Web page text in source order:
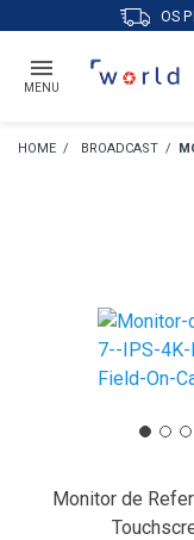
OS
MENU
BROADCAST
Monitor de